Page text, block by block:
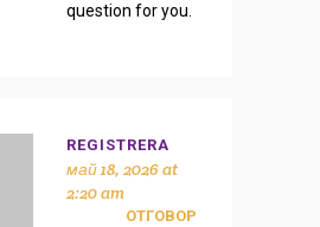
question for you.
REGISTRERA
май 18, 2026 at
2:20 am
ОТГОВОР